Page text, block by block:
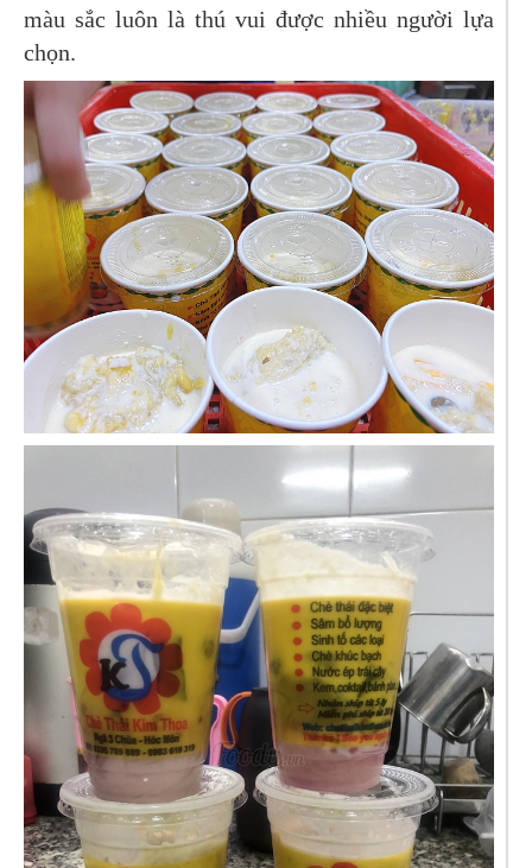
màu sắc luôn là thú vui được nhiều người lựa
chọn.